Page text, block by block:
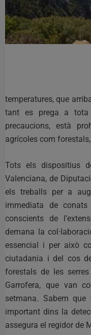
temperatures, que
tant es prega a tota
precaucions, està
agrícoles com
Tots els dispositius
Valenciana, de
els treballs per a
immediata de
conscients de
demana la
essencial i per això
ciutadania i del cos
forestals de les
Garrofera, que van
setmana. Sabem
important dins la
assegura el regidor de